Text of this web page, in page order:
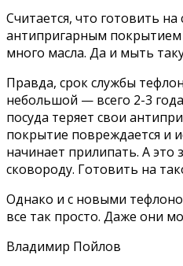
Считается, что готовить на
антипригарным покрытием
много масла. Да и мыть
Правда, срок службы
небольшой — всего 2-3
посуда теряет свои
покрытие повреждается и
начинает прилипать. А это
сковороду. Готовить на
Однако и с новыми
все так просто. Даже они
Владимир Пойлов